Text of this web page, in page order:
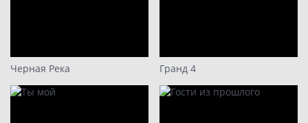
Черная Река Гранд 4